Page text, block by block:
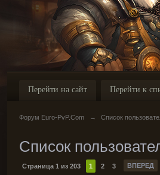
Перейти на сайт Перейти к
Форум Euro-PvP.Com → Список
Список
Страница 1 из 203 1 2 3 ВПЕРЕД